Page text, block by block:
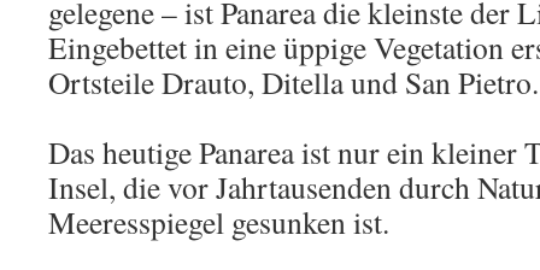
gelegene – ist Panarea die kleinste der
Eingebettet in eine üppige Vegetation
Ortsteile Drauto, Ditella und San Pietro.
Das heutige Panarea ist nur ein kleiner
Insel, die vor Jahrtausenden durch
Meeresspiegel gesunken ist.